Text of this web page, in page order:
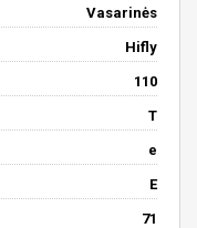
Vasarinės
Hifly
110
T
e
E
71